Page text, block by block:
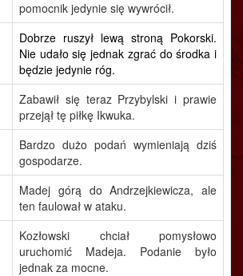
pomocnik jedynie się wywrócił.
Dobrze ruszył lewą stroną Pokorski.
Nie udało się jednak zgrać do środka i
będzie jedynie róg.
Zabawił się teraz Przybylski i prawie
przejął tę piłkę Ikwuka.
Bardzo dużo podań wymieniają dziś
gospodarze.
Madej górą do Andrzejkiewicza, ale
ten faulował w ataku.
Kozłowski chciał pomysłowo
uruchomić Madeja. Podanie było
jednak za mocne.